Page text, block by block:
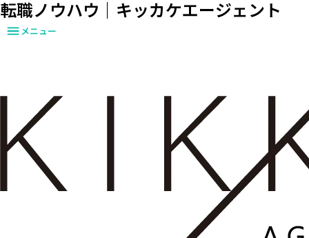
転職ノウハウ｜キッカケエージェント
メニュー